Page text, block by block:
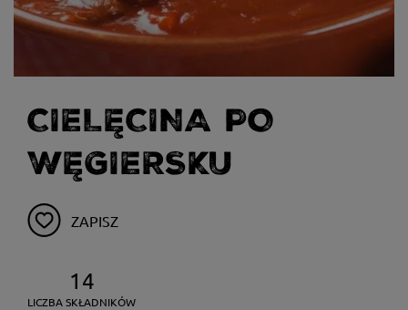
CIELĘCINA PO
WĘGIERSKU
ZAPISZ
14
LICZBA SKŁADNIKÓW